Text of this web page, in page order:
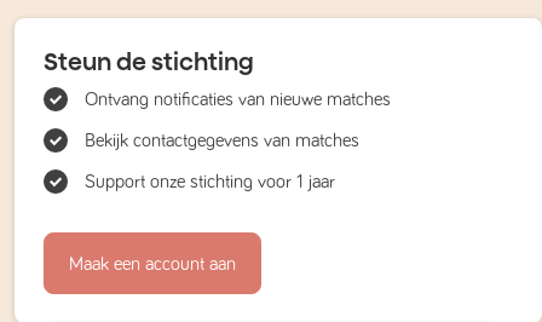
Steun de stichting
Ontvang notificaties van nieuwe matches
Bekijk contactgegevens van matches
Support onze stichting voor 1 jaar
Maak een account aan